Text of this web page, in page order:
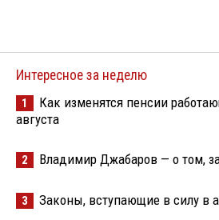
Интересное за неделю
1
Как изменятся пенсии
августа
2 Владимир Джабаров — о том,
3 Законы, вступающие в силу в